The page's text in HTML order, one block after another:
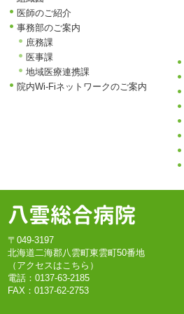
医師のご紹介
事務部のご案内
庶務課
医事課
地域医療連携課
院内Wi-Fiネットワークのご案内
〒049-3197
北海道二海郡八雲町東雲町50番地
（ アクセスはこちら ）
電話：0137-63-2185
FAX：0137-62-2753